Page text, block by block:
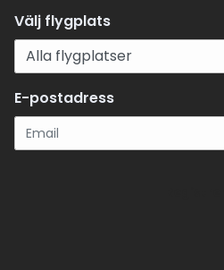
Välj flygplats
E-postadress